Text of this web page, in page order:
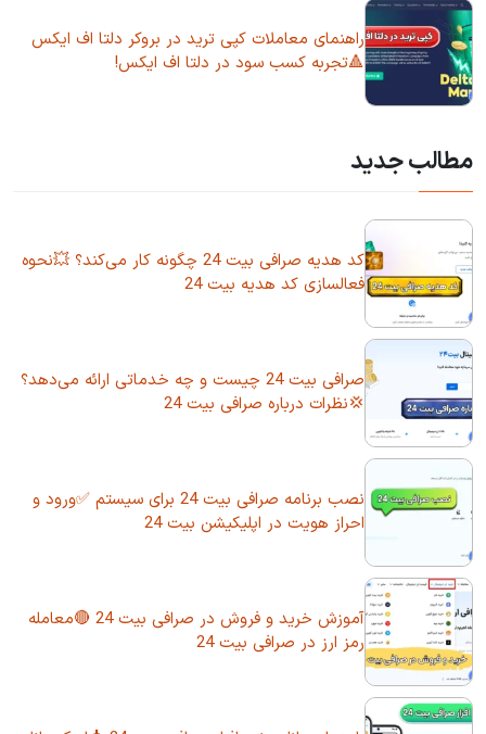
راهنمای معاملات کپی ترید در بروکر دلتا اف ایکس
🔺تجربه کسب سود در دلتا اف ایکس!
مطالب جدید
کد هدیه صرافی بیت 24 چگونه کار می‌کند؟ 💥نحوه
فعالسازی کد هدیه بیت 24
صرافی بیت 24 چیست و چه خدماتی ارائه می‌دهد؟
💢نظرات درباره صرافی بیت 24
نصب برنامه صرافی بیت 24 برای سیستم ✅ورود و
احراز هویت در اپلیکیشن بیت 24
آموزش خرید و فروش در صرافی بیت 24 🔴معامله
رمز ارز در صرافی بیت 24